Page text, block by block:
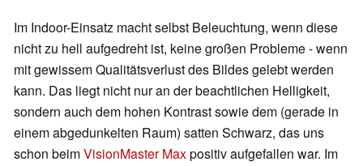
Im Indoor-Einsatz macht selbst Beleuchtung, wenn diese
nicht zu hell aufgedreht ist, keine großen Probleme - wenn
mit gewissem Qualitätsverlust des Bildes gelebt werden
kann. Das liegt nicht nur an der beachtlichen Helligkeit,
sondern auch dem hohen Kontrast sowie dem (gerade in
einem abgedunkelten Raum) satten Schwarz, das uns
schon beimVisionMaster Maxpositiv aufgefallen war. Im